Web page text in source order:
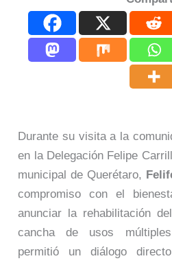
Durante su visita a la
en la Delegación Felipe
municipal de Querétaro,
compromiso con el
anunciar la rehabilitación
cancha de usos
permitió un diálogo